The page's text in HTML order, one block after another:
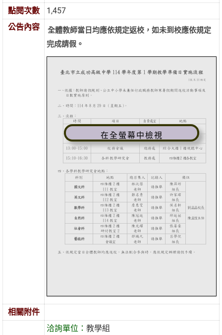
點閱次數
1,457
公告內容
全體教師當日均應依規定返校，如未到校應依規定
完成請假。
在全螢幕中檢視
相關附件
洽詢單位：教學組